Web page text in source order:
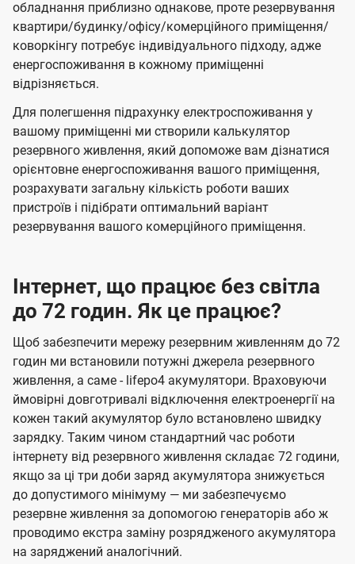
обладнання приблизно однакове, проте резервування
квартири/будинку/офісу/комерційного приміщення/
коворкінгу потребує індивідуального підходу, адже
енергоспоживання в кожному приміщенні
відрізняється.
Для полегшення підрахунку електроспоживання у
вашому приміщенні ми створили калькулятор
резервного живлення, який допоможе вам дізнатися
орієнтовне енергоспоживання вашого приміщення,
розрахувати загальну кількість роботи ваших
пристроїв і підібрати оптимальний варіант
резервування вашого комерційного приміщення.
Інтернет, що працює без світла
до 72 годин. Як це працює?
Щоб забезпечити мережу резервним живленням до 72
годин ми встановили потужні джерела резервного
живлення, а саме - lifepo4 акумулятори. Враховуючи
ймовірні довготривалі відключення електроенергії на
кожен такий акумулятор було встановлено швидку
зарядку. Таким чином стандартний час роботи
інтернету від резервного живлення складає 72 години,
якщо за ці три доби заряд акумулятора знижується
до допустимого мінімуму — ми забезпечуємо
резервне живлення за допомогою генераторів або ж
проводимо екстра заміну розрядженого акумулятора
на заряджений аналогічний.